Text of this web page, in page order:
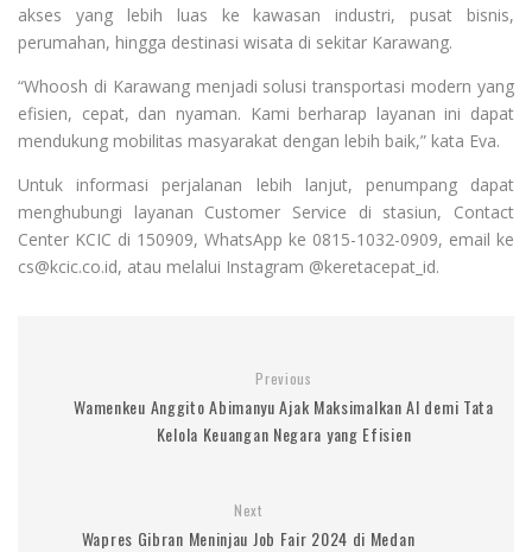
akses yang lebih luas ke kawasan industri, pusat bisnis,
perumahan, hingga destinasi wisata di sekitar Karawang.
“Whoosh di Karawang menjadi solusi transportasi modern yang
efisien, cepat, dan nyaman. Kami berharap layanan ini dapat
mendukung mobilitas masyarakat dengan lebih baik,” kata Eva.
Untuk informasi perjalanan lebih lanjut, penumpang dapat
menghubungi layanan Customer Service di stasiun, Contact
Center KCIC di 150909, WhatsApp ke 0815-1032-0909, email ke
cs@kcic.co.id, atau melalui Instagram @keretacepat_id.
Previous
Wamenkeu Anggito Abimanyu Ajak Maksimalkan AI demi Tata
Kelola Keuangan Negara yang Efisien
Next
Wapres Gibran Meninjau Job Fair 2024 di Medan